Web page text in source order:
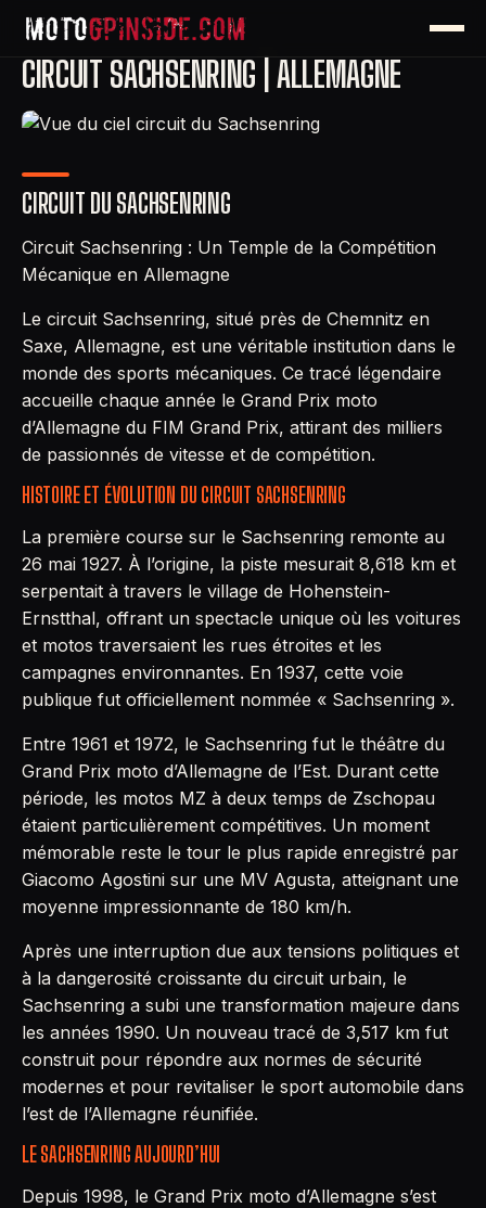
CIRCUIT SACHSENRING | ALLEMAGNE
CIRCUIT DU SACHSENRING
Circuit Sachsenring : Un Temple de la Compétition
Mécanique en Allemagne
Le circuit Sachsenring, situé près de Chemnitz en
Saxe, Allemagne, est une véritable institution dans le
monde des sports mécaniques. Ce tracé légendaire
accueille chaque année le Grand Prix moto
d’Allemagne du FIM Grand Prix, attirant des milliers
de passionnés de vitesse et de compétition.
HISTOIRE ET ÉVOLUTION DU CIRCUIT SACHSENRING
La première course sur le Sachsenring remonte au
26 mai 1927. À l’origine, la piste mesurait 8,618 km et
serpentait à travers le village de Hohenstein-
Ernstthal, offrant un spectacle unique où les voitures
et motos traversaient les rues étroites et les
campagnes environnantes. En 1937, cette voie
publique fut officiellement nommée « Sachsenring ».
Entre 1961 et 1972, le Sachsenring fut le théâtre du
Grand Prix moto d’Allemagne de l’Est. Durant cette
période, les motos MZ à deux temps de Zschopau
étaient particulièrement compétitives. Un moment
mémorable reste le tour le plus rapide enregistré par
Giacomo Agostini sur une MV Agusta, atteignant une
moyenne impressionnante de 180 km/h.
Après une interruption due aux tensions politiques et
à la dangerosité croissante du circuit urbain, le
Sachsenring a subi une transformation majeure dans
les années 1990. Un nouveau tracé de 3,517 km fut
construit pour répondre aux normes de sécurité
modernes et pour revitaliser le sport automobile dans
l’est de l’Allemagne réunifiée.
LE SACHSENRING AUJOURD’HUI
Depuis 1998, le Grand Prix moto d’Allemagne s’est